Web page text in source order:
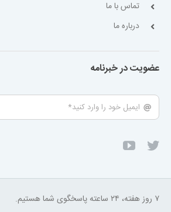
تماس با ما
درباره ما
عضویت در خبرنامه
۷ روز هفته، ۲۴ ساعته پاسخگوی شما هستیم.